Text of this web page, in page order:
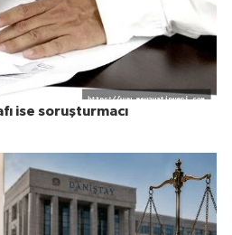
ise soruşturmacı